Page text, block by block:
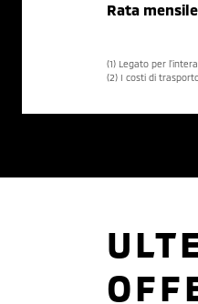
Rata mensile
(1) Legato per
(2) I costi di